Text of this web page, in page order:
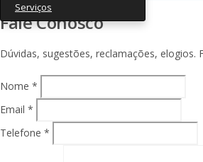
Serviços
Fale Conosco
Dúvidas, sugestões, reclamações,
Nome *
Email *
Telefone *